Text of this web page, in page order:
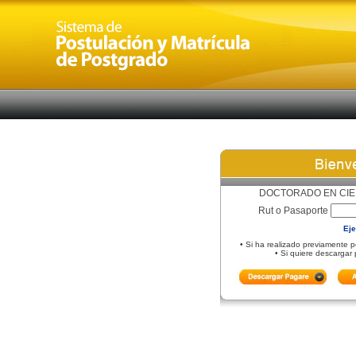
DOCTORADO EN
Rut o Pasaporte
• Si ha realizado previamente
• Si quiere descargar